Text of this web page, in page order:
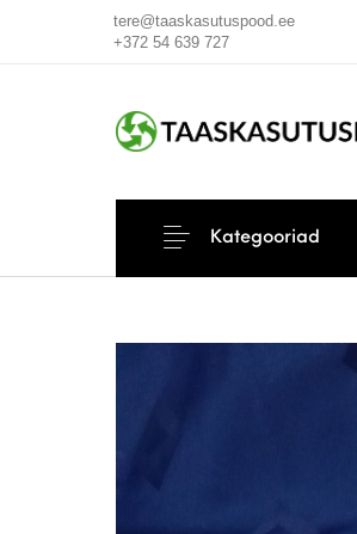
tere@taaskasutuspood.ee
+372 54 639 727
Kategooriad